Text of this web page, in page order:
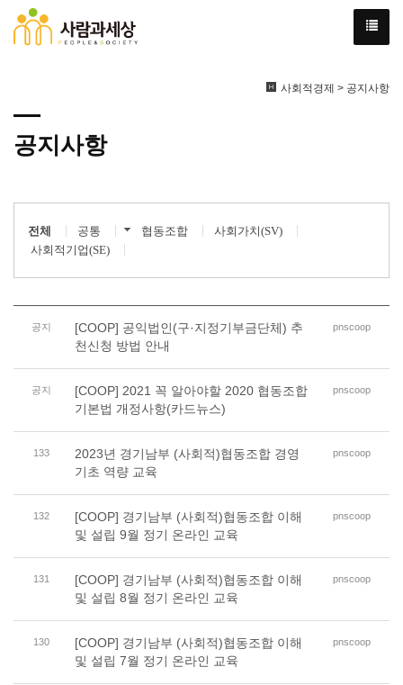
사회적경제 > 공지사항
공지사항
전체 공통 협동조합
사회가치(SV)
사회적기업(SE)
공지
[COOP] 공익법인(구·지정기부금단체) 추
천신청 방법 안내
pnscoop
공지
[COOP] 2021 꼭 알아야할 2020 협동조합
기본법 개정사항(카드뉴스)
pnscoop
133
2023년 경기남부 (사회적)협동조합 경영
기초 역량 교육
pnscoop
132
[COOP] 경기남부 (사회적)협동조합 이해
및 설립 9월 정기 온라인 교육
pnscoop
131
[COOP] 경기남부 (사회적)협동조합 이해
및 설립 8월 정기 온라인 교육
pnscoop
130
[COOP] 경기남부 (사회적)협동조합 이해
및 설립 7월 정기 온라인 교육
pnscoop